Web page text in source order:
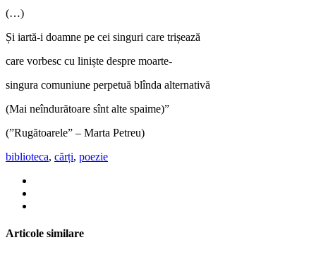
(…)
Și iartă-i doamne pe cei singuri care trișează
care vorbesc cu liniște despre moarte-
singura comuniune perpetuă blînda alternativă
(Mai neîndurătoare sînt alte spaime)”
(”Rugătoarele” – Marta Petreu)
biblioteca, cărți, poezie
Articole similare